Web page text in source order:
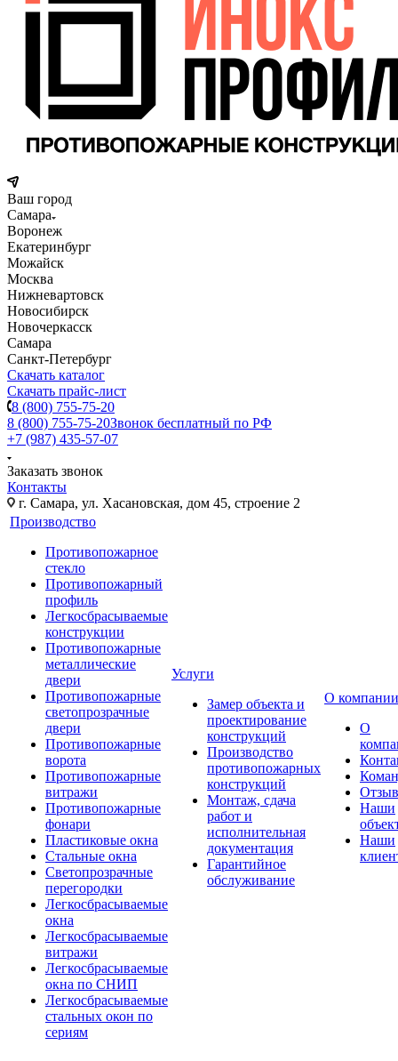
Ваш город
Самара
Воронеж
Екатеринбург
Можайск
Москва
Нижневартовск
Новосибирск
Новочеркасск
Самара
Санкт-Петербург
Скачать каталог
Скачать прайс-лист
8 (800) 755-75-20
8 (800) 755-75-20Звонок бесплатный по РФ
+7 (987) 435-57-07
Заказать звонок
Контакты
г. Самара, ул. Хасановская, дом 45, строение 2
Производство
Противопожарное
стекло
Противопожарный
профиль
Легкосбрасываемые
конструкции
Противопожарные
металлические
двери
Противопожарные
светопрозрачные
двери
Противопожарные
ворота
Противопожарные
витражи
Противопожарные
фонари
Пластиковые окна
Стальные окна
Светопрозрачные
перегородки
Легкосбрасываемые
окна
Легкосбрасываемые
витражи
Легкосбрасываемые
окна по СНИП
Легкосбрасываемые
стальных окон по
сериям
Услуги
Замер объекта и
проектирование
конструкций
Производство
противопожарных
конструкций
Монтаж, сдача
работ и
исполнительная
документация
Гарантийное
обслуживание
О компании
О
Наши
Наши